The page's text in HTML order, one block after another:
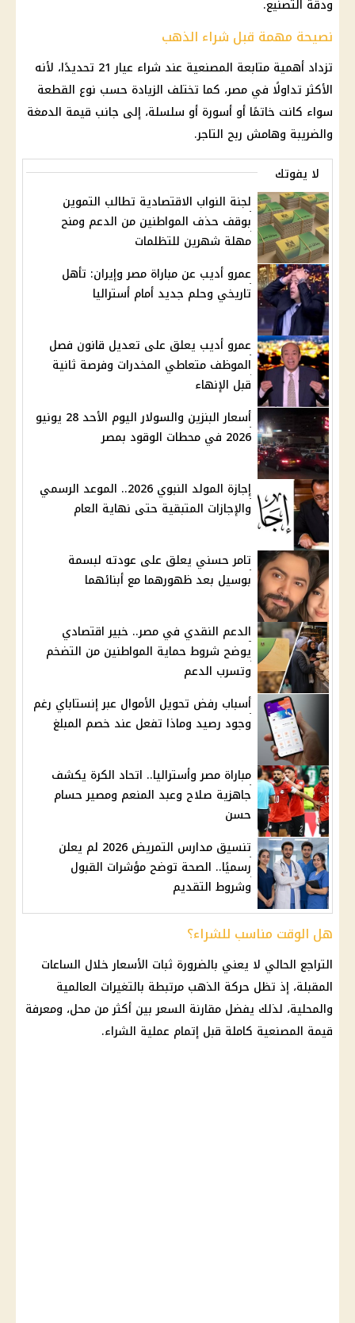
ودقة التصنيع.
نصيحة مهمة قبل شراء الذهب
تزداد أهمية متابعة المصنعية عند شراء عيار 21 تحديدًا، لأنه
الأكثر تداولًا في مصر، كما تختلف الزيادة حسب نوع القطعة
سواء كانت خاتمًا أو أسورة أو سلسلة، إلى جانب قيمة الدمغة
والضريبة وهامش ربح التاجر.
لا يفوتك
لجنة النواب الاقتصادية تطالب التموين
بوقف حذف المواطنين من الدعم ومنح
مهلة شهرين للتظلمات
عمرو أديب عن مباراة مصر وإيران: تأهل
تاريخي وحلم جديد أمام أستراليا
عمرو أديب يعلق على تعديل قانون فصل
الموظف متعاطي المخدرات وفرصة ثانية
قبل الإنهاء
أسعار البنزين والسولار اليوم الأحد 28 يونيو
2026 في محطات الوقود بمصر
إجازة المولد النبوي 2026.. الموعد الرسمي
والإجازات المتبقية حتى نهاية العام
تامر حسني يعلق على عودته لبسمة
بوسيل بعد ظهورهما مع أبنائهما
الدعم النقدي في مصر.. خبير اقتصادي
يوضح شروط حماية المواطنين من التضخم
وتسرب الدعم
أسباب رفض تحويل الأموال عبر إنستاباي رغم
وجود رصيد وماذا تفعل عند خصم المبلغ
مباراة مصر وأستراليا.. اتحاد الكرة يكشف
جاهزية صلاح وعبد المنعم ومصير حسام
حسن
تنسيق مدارس التمريض 2026 لم يعلن
رسميًا.. الصحة توضح مؤشرات القبول
وشروط التقديم
هل الوقت مناسب للشراء؟
التراجع الحالي لا يعني بالضرورة ثبات الأسعار خلال الساعات
المقبلة، إذ تظل حركة الذهب مرتبطة بالتغيرات العالمية
والمحلية، لذلك يفضل مقارنة السعر بين أكثر من محل، ومعرفة
قيمة المصنعية كاملة قبل إتمام عملية الشراء.